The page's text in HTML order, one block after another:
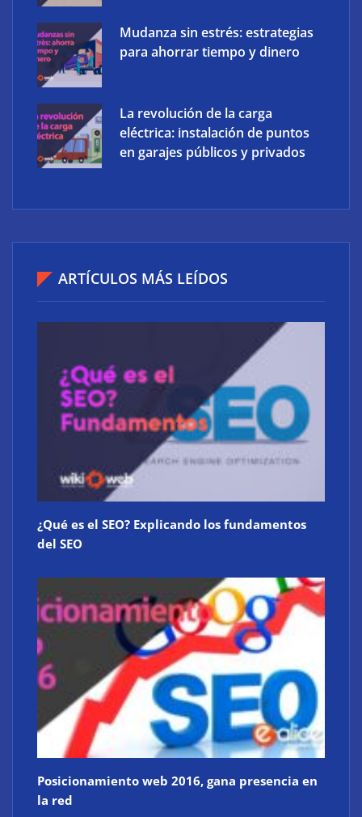
Ucademy lanza la marca Polaris para adaptar la
preparación de oposiciones al perfil del estudiante
Atos consigue la exclusiva certificación en
ciberdefensa CMMC 2.0 del Departamento de
Defensa de EE. UU.
Mudanza sin estrés: estrategias
para ahorrar tiempo y dinero
La revolución de la carga
eléctrica: instalación de puntos
en garajes públicos y privados
ARTÍCULOS MÁS LEÍDOS
¿Qué es el SEO? Explicando los fundamentos
del SEO
Posicionamiento web 2016, gana presencia en
la red